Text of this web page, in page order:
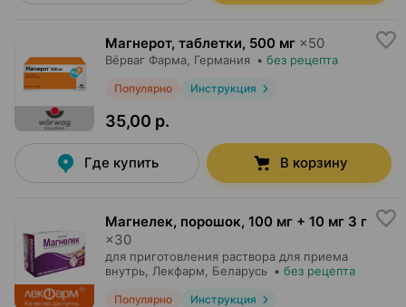
Магнерот, таблетки, 500 мг ×50
Вёрваг Фарма , Германия • без рецепта
Популярно Инструкция
35,00 р.
Где купить В корзину
Магнелек, порошок, 100 мг + 10 мг 3 г
×30
для приготовления раствора для приема
внутрь, Лекфарм , Беларусь • без рецепта
Популярно Инструкция